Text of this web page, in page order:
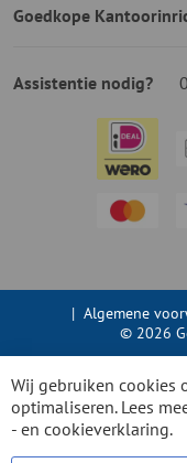
Goedkope
Assistentie nodig?
| Algemene
© 2026
Wij gebruiken cookies
optimaliseren. Lees
- en cookieverklaring.